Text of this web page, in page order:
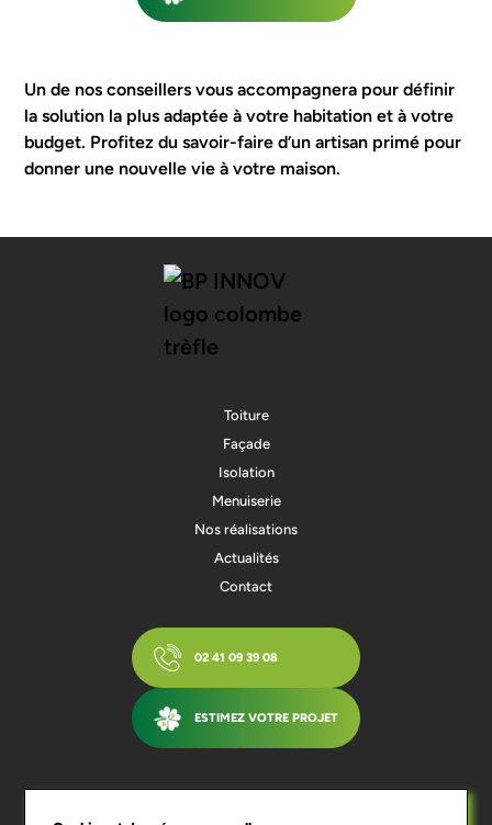
Un de nos conseillers vous accompagnera pour définir
la solution la plus adaptée à votre habitation et à votre
budget. Profitez du savoir-faire d’un artisan primé pour
donner une nouvelle vie à votre maison.
Toiture
Façade
Isolation
Menuiserie
Nos réalisations
Actualités
Contact
02 41 09 39 08
ESTIMEZ VOTRE PROJET